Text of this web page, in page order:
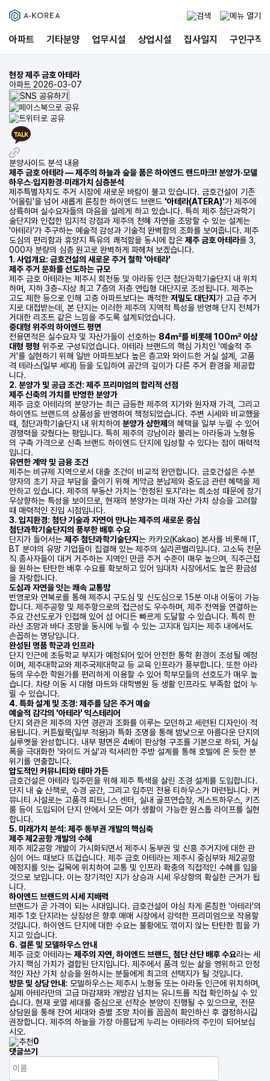
아파트 기타분양 업무시설 상업시설 집사일지 구인구직
현장제주 금호 아테라
아파트 2026-03-07
분양사이드 분석 내용
제주 금호 아테라 — 제주의 하늘과 숲을 품은 하이엔드 랜드마크! 분양가·모델
하우스·입지환경·미래가치 심층분석
제주특별자치도 주거 시장에 새로운 바람이 불고 있습니다. 금호건설이 기존
'어울림'을 넘어 새롭게 론칭한 하이엔드 브랜드 '아테라(ATERA)'가 제주에
상륙하며 실수요자들의 마음을 설레게 하고 있습니다. 특히 제주 첨단과학기
술단지와 인접한 입지적 강점과 제주의 천혜 자연을 조망할 수 있는 설계는
'아테라'가 추구하는 예술적 감성과 기술적 완벽함의 조화를 보여줍니다. 제주
도심의 편리함과 휴양지 특유의 쾌적함을 동시에 잡은 제주 금호 아테라를 3,
000자 분량의 심층 원고로 완벽하게 파헤쳐 보겠습니다.
1. 사업개요: 금호건설의 새로운 주거 철학 '아테라'
제주 주거 문화를 선도하는 규모
제주 금호 아테라는 제주시 회천동 및 아라동 인근 첨단과학기술단지 내 위치
하며, 지하 3층~지상 최고 7층의 저층 연립형 대단지로 조성됩니다. 제주는
고도 제한 등으로 인해 고층 아파트보다는 쾌적한 저밀도 대단지가 고급 주거
지로 대접받는데, 본 단지는 이러한 제주의 지역적 특성을 반영해 단지 전체가
거대한 리조트 같은 느낌을 주도록 설계되었습니다.
중대형 위주의 하이엔드 평면
전용면적은 실수요자 및 자산가들이 선호하는 84㎡를 비롯해 100㎡ 이상
대형 평형 위주로 구성되었습니다. 아테라 브랜드의 핵심 가치인 '예술적 주
거'를 실현하기 위해 일반 아파트보다 높은 층고와 와이드한 거실 설계, 고품
격 테라스(일부 세대) 등을 도입하여 공간의 깊이가 다른 주거 환경을 제공합
니다.
2. 분양가 및 공급 조건: 제주 프리미엄의 합리적 선점
제주 신축의 가치를 반영한 분양가
제주 금호 아테라의 분양가는 최근 급등한 제주의 지가와 원자재 가격, 그리고
하이엔드 브랜드의 상품성을 반영하여 책정되었습니다. 주변 시세와 비교했을
때, 첨단과학기술단지 내 위치하여 분양가 상한제 의 혜택을 일부 누릴 수 있어
경쟁력을 갖췄다는 평입니다. 특히 제주의 강남이라 불리는 아라동과 노형동
의 구축 가격으로 신축 브랜드 하이엔드 단지에 입성할 수 있다는 점이 매력적
입니다.
유연한 계약 및 금융 조건
제주는 비규제 지역으로서 대출 조건이 비교적 완만합니다. 금호건설은 수분
양자의 초기 자금 부담을 줄이기 위해 계약금 분납제와 중도금 관련 혜택을 제
안하고 있습니다. 제주의 부동산 가치는 '한정된 토지'라는 희소성 때문에 장기
우상향하는 특성을 보이므로, 현재의 분양가는 미래 자산 가치 상승을 고려할
때 매력적인 진입 시점입니다.
3. 입지환경: 첨단 기술과 자연이 만나는 제주의 새로운 중심
첨단과학기술단지의 풍부한 배후 수요
단지가 들어서는 제주 첨단과학기술단지는 카카오(Kakao) 본사를 비롯해 IT,
BT 분야의 유망 기업들이 집결해 있는 제주의 실리콘밸리입니다. 고소득 전문
직 종사자들이 대거 거주하는 지역인 만큼 주거 수준이 매우 높으며, 직주근접
을 원하는 탄탄한 배후 수요를 확보하고 있어 임대차 시장에서도 높은 환금성
을 자랑합니다.
도심과 자연을 잇는 쾌속 교통망
번영로와 연북로를 통해 제주시 구도심 및 신도심으로 15분 이내 이동이 가능
합니다. 제주공항 및 제주항으로의 접근성도 우수하며, 제주 전역을 연결하는
주요 간선도로가 인접해 있어 섬 어디든 빠르게 도달할 수 있습니다. 특히 한
라산 조망과 바다 조망을 동시에 누릴 수 있는 고지대 입지는 제주 내에서도
손꼽히는 명당입니다.
완성된 명품 학군과 인프라
단지 인근에 초등학교 부지가 예정되어 있어 안전한 통학 환경이 조성될 예정
이며, 제주대학교와 제주국제대학교 등 교육 인프라가 풍부합니다. 또한 아라
동의 우수한 학원가를 편리하게 이용할 수 있어 학부모들의 선호도가 매우 높
습니다. 차량 이동 시 대형 마트와 대학병원 등 생활 인프라도 부족함 없이 누
릴 수 있습니다.
4. 특화 설계 및 조경: 제주를 담은 주거 예술
예술적 감각의 '아테라' 익스테리어
단지 외관은 제주의 자연 경관과 조화를 이루는 모던하고 세련된 디자인이 적
용됩니다. 커튼월룩(일부 적용)과 특화 조명을 통해 밤낮으로 아름다운 단지의
실루엣을 완성합니다. 내부 평면은 4베이 판상형 구조를 기본으로 하되, 거실
폭을 극대화한 '와이드 거실'과 럭셔리한 주방 설계를 통해 호텔에 온 듯한 분
위기를 연출합니다.
압도적인 커뮤니티와 테마 가든
금호건설은 아테라 입주민을 위해 제주 특색을 살린 조경 설계를 도입합니다.
단지 내 숲 산책로, 수경 공간, 그리고 입주민 전용 티하우스가 마련됩니다. 커
뮤니티 시설로는 고품격 피트니스 센터, 실내 골프연습장, 게스트하우스, 키즈
룸 등이 도입되어 단지 안에서 모든 여가 생활이 가능한 원스톱 라이프를 실현
합니다.
5. 미래가치 분석: 제주 동부권 개발의 핵심축
제주 제2공항 개발의 수혜
제주 제2공항 개발이 가시화되면서 제주시 동부권 및 신흥 주거지에 대한 관
심이 어느 때보다 뜨겁습니다. 제주 금호 아테라는 제주시 중심부와 제2공항
예정지를 잇는 길목에 위치하여 교통 및 인프라 확충의 직접적인 수혜를 입을
것으로 보입니다. 이는 장기적인 지가 상승과 시세 우상향의 확실한 근거가 됩
니다.
하이엔드 브랜드의 시세 지배력
브랜드가 곧 가격이 되는 시대입니다. 금호건설이 야심 차게 론칭한 '아테라'의
제주 1호 단지라는 상징성은 향후 매매 시장에서 강력한 프리미엄으로 작용할
것입니다. 하이엔드 단지에 대한 수요는 불황에도 꺾이지 않는 탄탄한 힘을 가
지고 있습니다.
6. 결론 및 모델하우스 안내
제주 금호 아테라는 제주의 자연, 하이엔드 브랜드, 첨단 산단 배후 수요라는 세
가지 핵심 가치가 결합된 단지입니다. 제주에서 품격 있는 삶을 영위하고 안정
적인 자산 가치 상승을 원하시는 분들에게 최고의 선택지가 될 것입니다.
방문 및 상담 안내: 모델하우스는 제주시 노형동 또는 아라동 인근에 위치하며,
실제 아테라만의 고급 마감재와 개방감 넘치는 유니트를 직접 확인하실 수 있
습니다. 현재 로열 세대를 중심으로 선착순 분양이 진행될 수 있으므로, 전문
상담원을 통해 잔여 세대와 층별 조망 차이를 꼼꼼히 확인하신 후 결정하시길
권장합니다. 제주의 하늘을 가장 아름답게 누리는 아테라의 주인이 되어보십
시오.
0
댓글쓰기